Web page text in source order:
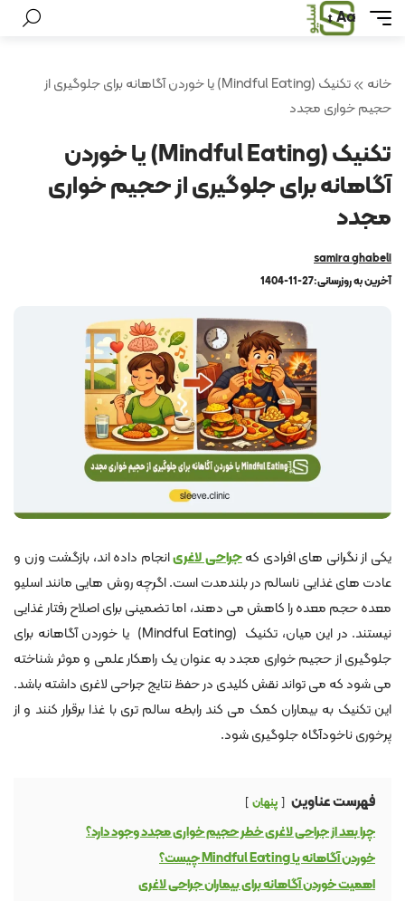
Aa
خانه
تکنیک (Mindful Eating) یا خوردن آگاهانه برای جلوگیری از
حجیم خواری مجدد
تکنیک (Mindful Eating) یا خوردن
آگاهانه برای جلوگیری از حجیم خواری
مجدد
آخرین به روزرسانی:1404-11-27
samira ghabeli
یکی از نگرانی های افرادی کهجراحی لاغریانجام داده اند، بازگشت وزن و
عادت های غذایی ناسالم در بلندمدت است. اگرچه روش هایی مانند اسلیو
معده حجم معده را کاهش می دهند، اما تضمینی برای اصلاح رفتار غذایی
نیستند. در این میان، تکنیک (Mindful Eating) یا خوردن آگاهانه برای
جلوگیری از حجیم خواری مجدد به عنوان یک راهکار علمی و موثر شناخته
می شود که می تواند نقش کلیدی در حفظ نتایج جراحی لاغری داشته باشد.
این تکنیک به بیماران کمک می کند رابطه سالم تری با غذا برقرار کنند و از
پرخوری ناخودآگاه جلوگیری شود.
فهرست عناوین پنهان
چرا بعد از جراحی لاغری خطر حجیم خواری مجدد وجود دارد؟
خوردن آگاهانه یا Mindful Eating چیست؟
اهمیت خوردن آگاهانه برای بیماران جراحی لاغری